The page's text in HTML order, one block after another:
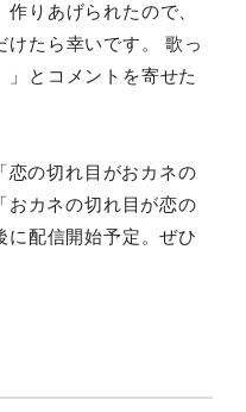
りあげられたので、
けたら幸いです。 歌っ
とコメントを寄せた
恋の切れ目がおカネの
おカネの切れ目が恋の
に配信開始予定。ぜひ